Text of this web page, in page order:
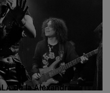
de la Alexandra